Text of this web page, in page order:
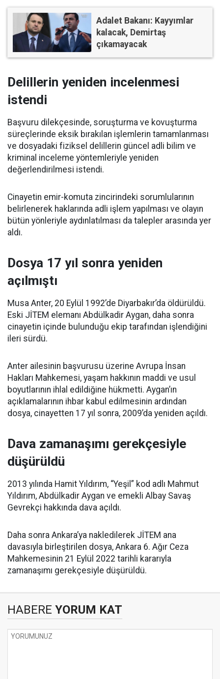
Adalet Bakanı: Kayyımlar
kalacak, Demirtaş
çıkamayacak
Delillerin yeniden incelenmesi
istendi
Başvuru dilekçesinde, soruşturma ve kovuşturma
süreçlerinde eksik bırakılan işlemlerin tamamlanması
ve dosyadaki fiziksel delillerin güncel adli bilim ve
kriminal inceleme yöntemleriyle yeniden
değerlendirilmesi istendi.
Cinayetin emir-komuta zincirindeki sorumlularının
belirlenerek haklarında adli işlem yapılması ve olayın
bütün yönleriyle aydınlatılması da talepler arasında yer
aldı.
Dosya 17 yıl sonra yeniden
açılmıştı
Musa Anter, 20 Eylül 1992’de Diyarbakır’da öldürüldü.
Eski JİTEM elemanı Abdülkadir Aygan, daha sonra
cinayetin içinde bulunduğu ekip tarafından işlendiğini
ileri sürdü.
Anter ailesinin başvurusu üzerine Avrupa İnsan
Hakları Mahkemesi, yaşam hakkının maddi ve usul
boyutlarının ihlal edildiğine hükmetti. Aygan’ın
açıklamalarının ihbar kabul edilmesinin ardından
dosya, cinayetten 17 yıl sonra, 2009’da yeniden açıldı.
Dava zamanaşımı gerekçesiyle
düşürüldü
2013 yılında Hamit Yıldırım, “Yeşil” kod adlı Mahmut
Yıldırım, Abdülkadir Aygan ve emekli Albay Savaş
Gevrekçi hakkında dava açıldı.
Daha sonra Ankara’ya nakledilerek JİTEM ana
davasıyla birleştirilen dosya, Ankara 6. Ağır Ceza
Mahkemesinin 21 Eylül 2022 tarihli kararıyla
zamanaşımı gerekçesiyle düşürüldü.
HABERE YORUM KAT